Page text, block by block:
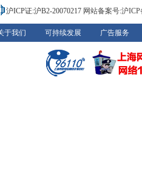
沪ICP证:沪B2-20070217 网站备案号:沪
于我们 可持续发展 广告服务